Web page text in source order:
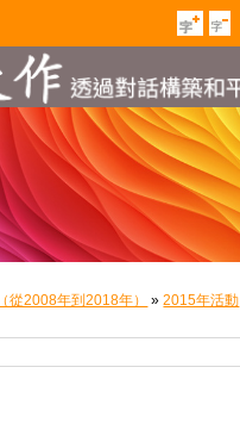
從2008年到2018年） »2015年活動